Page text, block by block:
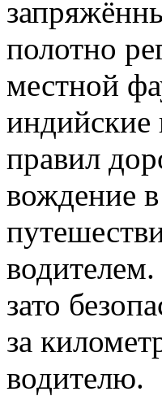
полотно
местной
правил
вождение
зато
за
водителю.